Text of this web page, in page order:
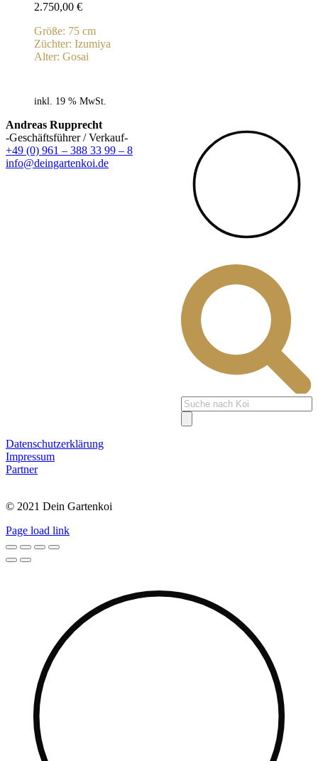
2.750,00 €
Größe: 75 cm
Züchter: Izumiya
Alter: Gosai
inkl. 19 % MwSt.
Products
search
Andreas Rupprecht
-Geschäftsführer / Verkauf-
+49 (0) 961 – 388 33 99 – 8
info@deingartenkoi.de
Datenschutzerklärung
Impressum
Partner
© 2021 Dein Gartenkoi
Page load link